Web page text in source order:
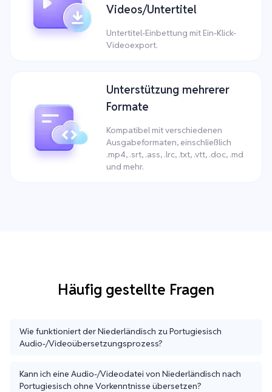
Videos/Untertitel
Untertitel-Einbettung mit Ein-Klick-
Videoexport.
Unterstützung mehrerer
Formate
Kompatibel mit verschiedenen
Ausgabeformaten, einschließlich
.mp4, .srt, .ass, .lrc, .txt, .vtt, .doc, .md
und mehr.
Häufig gestellte Fragen
Wie funktioniert der Niederländisch zu Portugiesisch
Audio-/Videoübersetzungsprozess?
Kann ich eine Audio-/Videodatei von Niederländisch nach
Portugiesisch ohne Vorkenntnisse übersetzen?